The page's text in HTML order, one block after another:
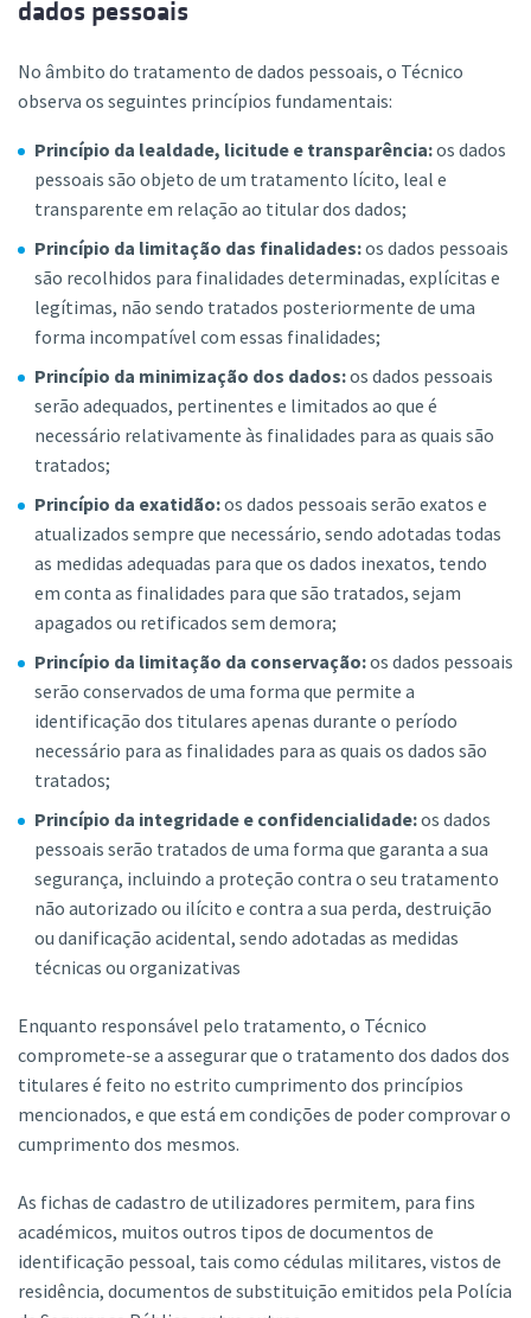
dados pessoais
No âmbito do tratamento de dados pessoais, o Técnico
observa os seguintes princípios fundamentais:
Princípio da lealdade, licitude e transparência:os dados
pessoais são objeto de um tratamento lícito, leal e
transparente em relação ao titular dos dados;
Princípio da limitação das finalidades:os dados pessoais
são recolhidos para finalidades determinadas, explícitas e
legítimas, não sendo tratados posteriormente de uma
forma incompatível com essas finalidades;
Princípio da minimização dos dados:os dados pessoais
serão adequados, pertinentes e limitados ao que é
necessário relativamente às finalidades para as quais são
tratados;
Princípio da exatidão:os dados pessoais serão exatos e
atualizados sempre que necessário, sendo adotadas todas
as medidas adequadas para que os dados inexatos, tendo
em conta as finalidades para que são tratados, sejam
apagados ou retificados sem demora;
Princípio da limitação da conservação:os dados pessoais
serão conservados de uma forma que permite a
identificação dos titulares apenas durante o período
necessário para as finalidades para as quais os dados são
tratados;
Princípio da integridade e confidencialidade:os dados
pessoais serão tratados de uma forma que garanta a sua
segurança, incluindo a proteção contra o seu tratamento
não autorizado ou ilícito e contra a sua perda, destruição
ou danificação acidental, sendo adotadas as medidas
técnicas ou organizativas
Enquanto responsável pelo tratamento, o Técnico
compromete-se a assegurar que o tratamento dos dados dos
titulares é feito no estrito cumprimento dos princípios
mencionados, e que está em condições de poder comprovar o
cumprimento dos mesmos.
As fichas de cadastro de utilizadores permitem, para fins
académicos, muitos outros tipos de documentos de
identificação pessoal, tais como cédulas militares, vistos de
residência, documentos de substituição emitidos pela Polícia